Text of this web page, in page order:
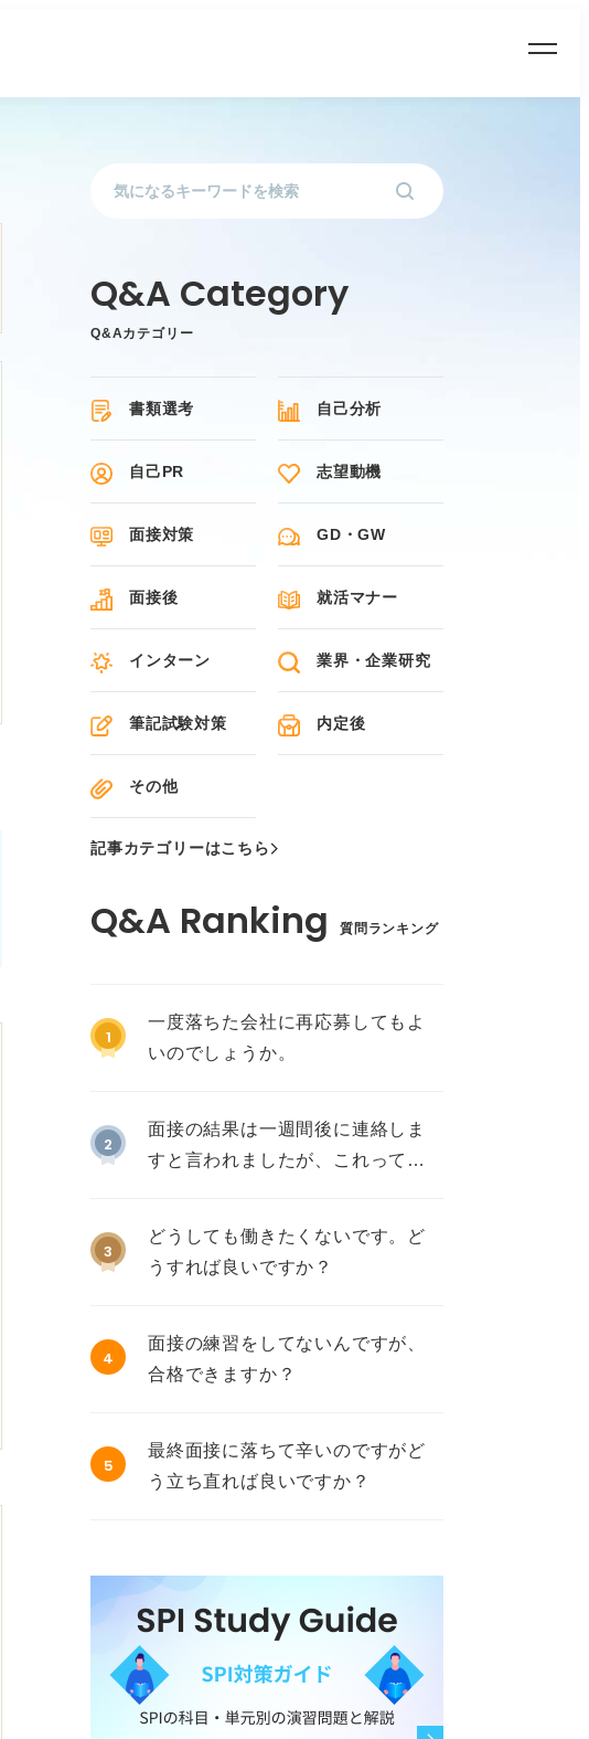
Q&Aカテゴリー
書類選考 自己分析
自己PR 志望動機
面接対策 GD・GW
面接後 就活マナー
インターン 業界・企業研究
筆記試験対策 内定後
その他
記事カテゴリーはこちら
質問ランキング
1
一度落ちた会社に再応募してもよ
いのでしょうか。
2
面接の結果は一週間後に連絡しま
すと言われましたが、これって不
3
どうしても働きたくないです。ど
うすれば良いですか？
4
面接の練習をしてないんですが、
合格できますか？
5
最終面接に落ちて辛いのですがど
う立ち直れば良いですか？